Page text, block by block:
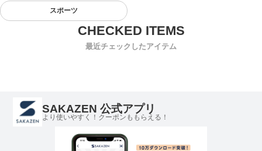
スポーツ
最近チェックしたアイテム
SAKAZEN 公式アプリ
より使いやすく！クーポンももらえる！